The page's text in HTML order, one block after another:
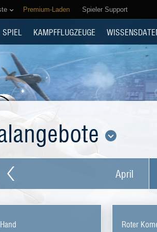
Premium-Laden Spieler Support
SPIEL KAMPFFLUGZEUGE
April
Roter